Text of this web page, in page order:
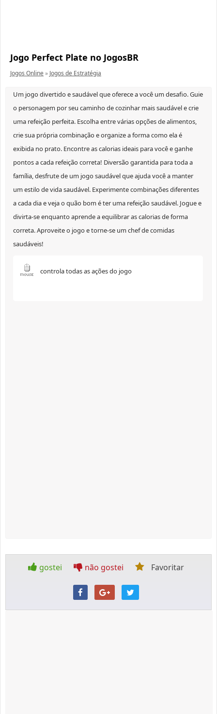
Jogo Perfect Plate no JogosBR
Jogos Online» Jogos de Estratégia
Um jogo divertido e saudável que oferece a você um desafio. Guie
o personagem por seu caminho de cozinhar mais saudável e crie
uma refeição perfeita. Escolha entre várias opções de alimentos,
crie sua própria combinação e organize a forma como ela é
exibida no prato. Encontre as calorias ideais para você e ganhe
pontos a cada refeição correta! Diversão garantida para toda a
família, desfrute de um jogo saudável que ajuda você a manter
um estilo de vida saudável. Experimente combinações diferentes
a cada dia e veja o quão bom é ter uma refeição saudável. Jogue e
divirta-se enquanto aprende a equilibrar as calorias de forma
correta. Aproveite o jogo e torne-se um chef de comidas
saudáveis!
controla todas as ações do jogo
gostei não gostei Favoritar